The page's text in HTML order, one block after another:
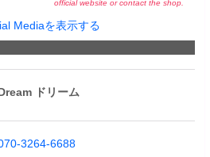
official website or contact the shop.
Mediaを表示する
ドリーム
3264-6688